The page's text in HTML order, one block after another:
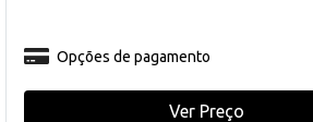
Opções de pagamento
Ver Preço